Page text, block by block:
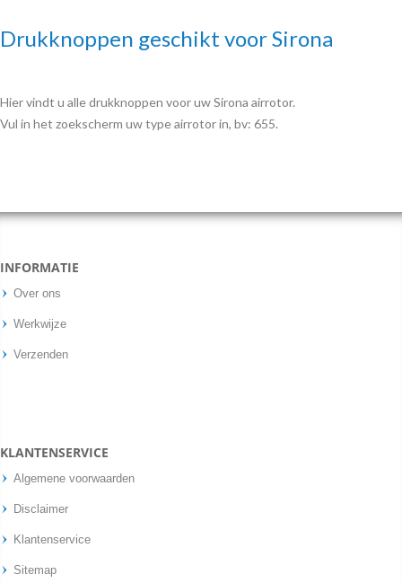
Drukknoppen geschikt voor Sirona
Hier vindt u alle drukknoppen voor uw Sirona airrotor.
Vul in het zoekscherm uw type airrotor in, bv: 655.
INFORMATIE
Over ons
Werkwijze
Verzenden
KLANTENSERVICE
Algemene voorwaarden
Disclaimer
Klantenservice
Sitemap